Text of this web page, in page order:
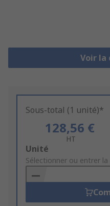
Voir la
Sous-total (1 unité)*
128,56 €
HT
Add
to
Basket
Unité
Sélectionner ou entrer